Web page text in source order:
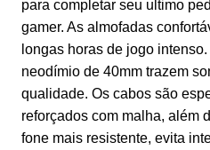
para completar seu ultimo
gamer. As almofadas
longas horas de jogo
neodímio de 40mm trazem
qualidade. Os cabos são
reforçados com malha, além
fone mais resistente, evita